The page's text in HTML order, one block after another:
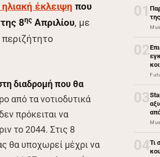
ηλιακή έκλειψη που
8ης Απριλίου, με
διαδρομή που θα
από τα νοτιοδυτικά
πρόκειται να
το 2044. Στις 8
θα υποχωρεί μέχρι να
01
02
03
04Τι